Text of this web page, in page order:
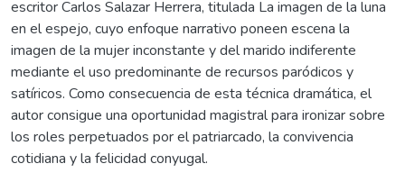
escritor Carlos Salazar Herrera, titulada La imagen de la luna
en el espejo, cuyo enfoque narrativo poneen escena la
imagen de la mujer inconstante y del marido indiferente
mediante el uso predominante de recursos paródicos y
satíricos. Como consecuencia de esta técnica dramática, el
autor consigue una oportunidad magistral para ironizar sobre
los roles perpetuados por el patriarcado, la convivencia
cotidiana y la felicidad conyugal.